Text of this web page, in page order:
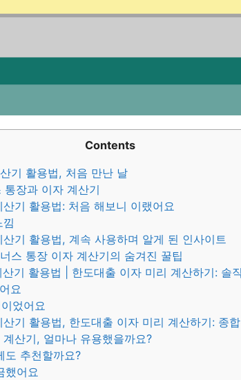
Contents
기 활용법, 처음 만난 날
장과 이자 계산기
기 활용법: 처음 해보니 이랬어요
기 활용법, 계속 사용하며 알게 된 인사이트
스 통장 이자 계산기의 숨겨진 꿀팁
기 활용법 | 한도대출 이자 미리 계산하기: 솔
요
었어요
기 활용법, 한도대출 이자 미리 계산하기: 종
산기, 얼마나 유용했을까요?
도 추천할까요?
했어요